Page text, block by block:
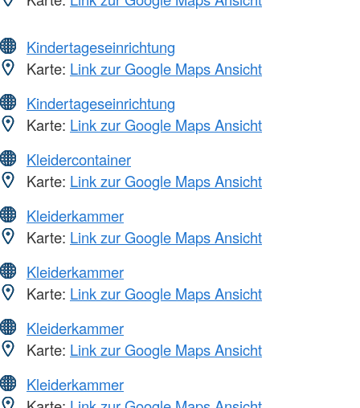
Kindertageseinrichtung
Karte: Link zur Google Maps Ansicht
Kindertageseinrichtung
Karte: Link zur Google Maps Ansicht
Kleidercontainer
Karte: Link zur Google Maps Ansicht
Kleiderkammer
Karte: Link zur Google Maps Ansicht
Kleiderkammer
Karte: Link zur Google Maps Ansicht
Kleiderkammer
Karte: Link zur Google Maps Ansicht
Kleiderkammer